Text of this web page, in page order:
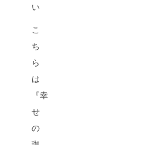
い
こ
ち
ら
は
『幸
せ
の